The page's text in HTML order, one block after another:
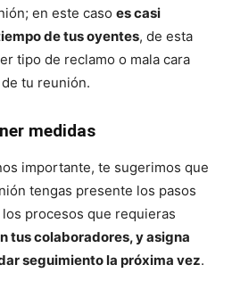
en este caso es casi
de tus oyentes, de esta
tipo de reclamo o mala cara
tu reunión.
medidas
importante, te sugerimos que
tengas presente los pasos
procesos que requieras
tus colaboradores, y asigna
seguimiento la próxima vez.